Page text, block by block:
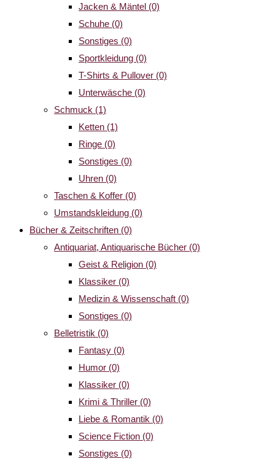
Jacken & Mäntel (0)
Schuhe (0)
Sonstiges (0)
Sportkleidung (0)
T-Shirts & Pullover (0)
Unterwäsche (0)
Schmuck (1)
Ketten (1)
Ringe (0)
Sonstiges (0)
Uhren (0)
Taschen & Koffer (0)
Umstandskleidung (0)
Bücher & Zeitschriften (0)
Antiquariat, Antiquarische Bücher (0)
Geist & Religion (0)
Klassiker (0)
Medizin & Wissenschaft (0)
Sonstiges (0)
Belletristik (0)
Fantasy (0)
Humor (0)
Klassiker (0)
Krimi & Thriller (0)
Liebe & Romantik (0)
Science Fiction (0)
Sonstiges (0)